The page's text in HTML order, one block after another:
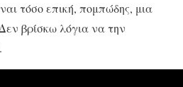
τόσο επική, πομπώδης, μια
βρίσκω λόγια να την